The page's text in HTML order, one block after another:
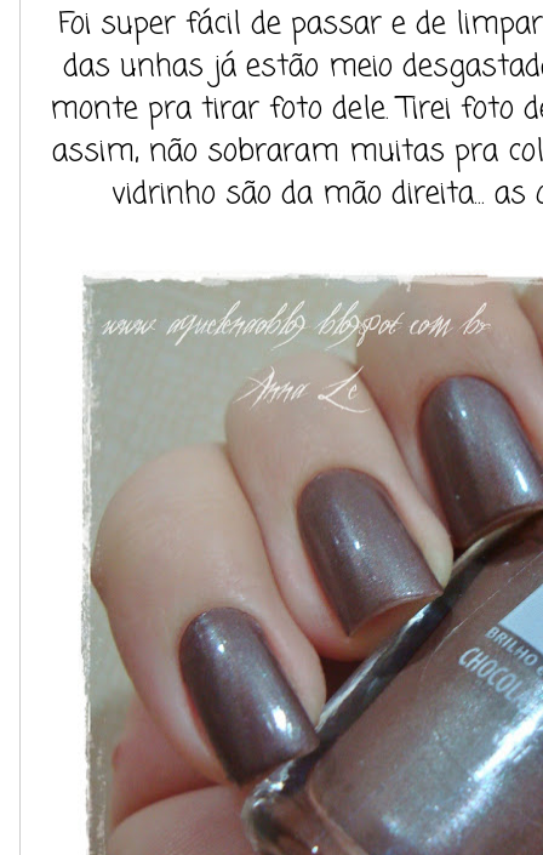
Foi super fácil de passar e de
das unhas já estão meio
monte pra tirar foto dele. Tirei foto
assim, não sobraram muitas pra
vidrinho são da mão direita...